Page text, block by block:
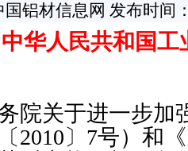
铝材信息网 发布时间
中华人民共和国
关于进一步加
2010〕 7号）和